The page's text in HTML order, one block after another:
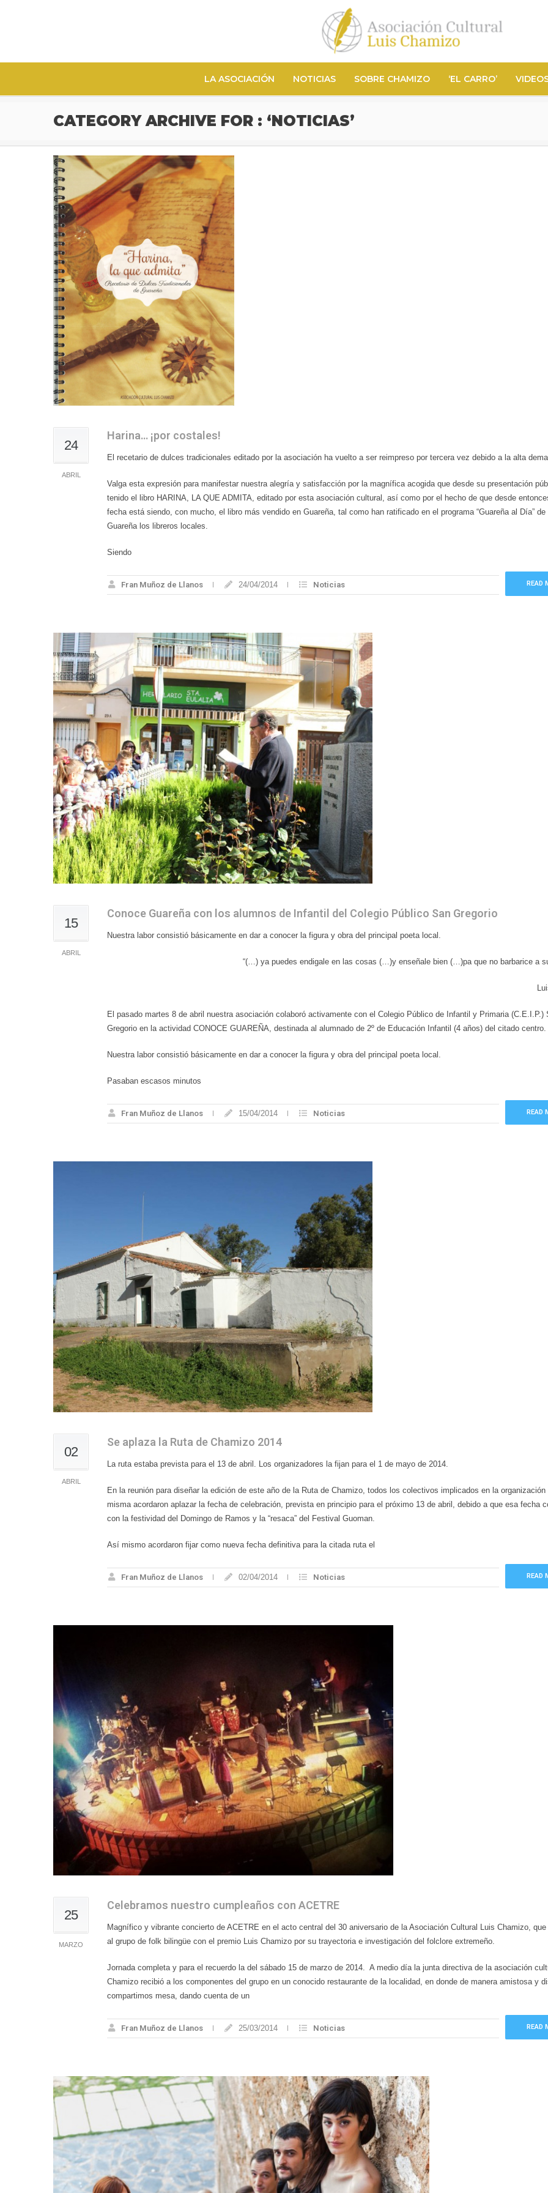
LA ASOCIACIÓN NOTICIAS SOBRE CHAMIZO ‘EL CARRO’
CATEGORY ARCHIVE FOR : ‘NOTICIAS’
24
ABRIL
Harina… ¡por costales!
El recetario de dulces tradicionales editado por la asociación ha vuelto a ser reimpreso por tercera vez debido a la alta
Valga esta expresión para manifestar nuestra alegría y satisfacción por la magnífica acogida que desde su presentación
tenido el libro HARINA, LA QUE ADMITA, editado por esta asociación cultural, así como por el hecho de que desde
fecha está siendo, con mucho, el libro más vendido en Guareña, tal como han ratificado en el programa “Guareña al Día” de
Guareña los libreros locales.
Siendo
READ
Fran Muñoz de Llanos 24/04/2014 Noticias
15
ABRIL
Conoce Guareña con los alumnos de Infantil del Colegio Público San Gregorio
Nuestra labor consistió básicamente en dar a conocer la figura y obra del principal poeta local.
“(…) ya puedes endigale en las cosas (…)y enseñale bien (…)pa que no barbarice a
El pasado martes 8 de abril nuestra asociación colaboró activamente con el Colegio Público de Infantil y Primaria (C.E.I.P.)
Gregorio en la actividad CONOCE GUAREÑA, destinada al alumnado de 2º de Educación Infantil (4 años) del citado centro.
Nuestra labor consistió básicamente en dar a conocer la figura y obra del principal poeta local.
Pasaban escasos minutos
READ
Fran Muñoz de Llanos 15/04/2014 Noticias
02
ABRIL
Se aplaza la Ruta de Chamizo 2014
La ruta estaba prevista para el 13 de abril. Los organizadores la fijan para el 1 de mayo de 2014.
En la reunión para diseñar la edición de este año de la Ruta de Chamizo, todos los colectivos implicados en la organización
misma acordaron aplazar la fecha de celebración, prevista en principio para el próximo 13 de abril, debido a que esa fecha
con la festividad del Domingo de Ramos y la “resaca” del Festival Guoman.
Así mismo acordaron fijar como nueva fecha definitiva para la citada ruta el
READ
Fran Muñoz de Llanos 02/04/2014 Noticias
25
MARZO
Celebramos nuestro cumpleaños con ACETRE
Magnífico y vibrante concierto de ACETRE en el acto central del 30 aniversario de la Asociación Cultural Luis Chamizo, que
al grupo de folk bilingüe con el premio Luis Chamizo por su trayectoria e investigación del folclore extremeño.
Jornada completa y para el recuerdo la del sábado 15 de marzo de 2014. A medio día la junta directiva de la asociación
Chamizo recibió a los componentes del grupo en un conocido restaurante de la localidad, en donde de manera amistosa y
compartimos mesa, dando cuenta de un
READ
Fran Muñoz de Llanos 25/03/2014 Noticias